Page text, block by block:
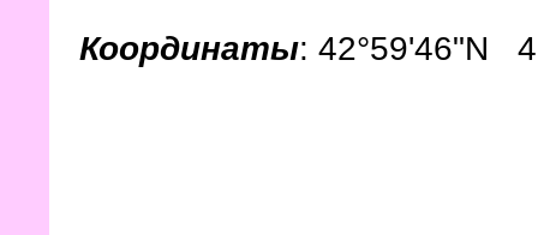
Координаты: 42°59'46"N